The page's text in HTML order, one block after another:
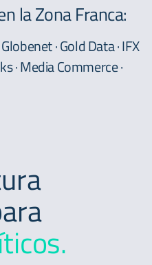
la Zona Franca:
Globenet · Gold Data · IFX
· Media Commerce ·